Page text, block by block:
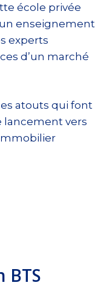
école privée
enseignement
experts
d’un marché
atouts qui font
lancement vers
BTS